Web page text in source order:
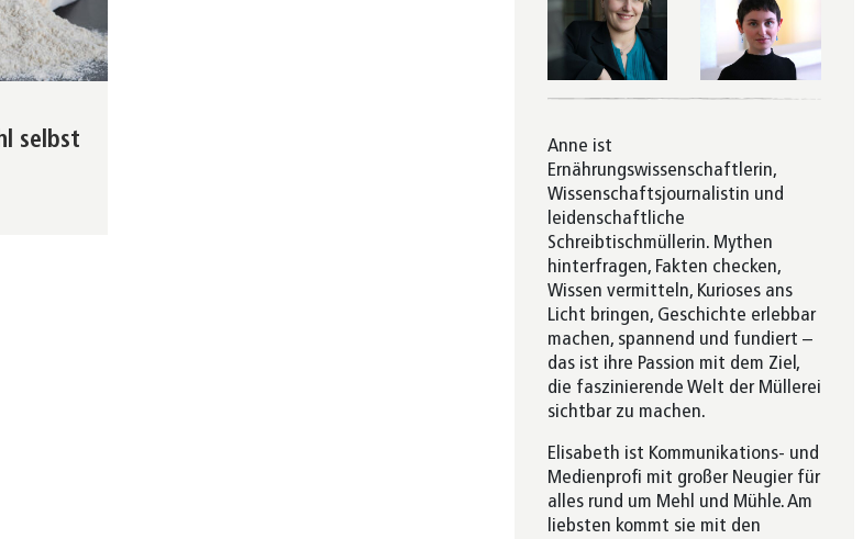
selbst
Anne ist
Ernährungswissenschaftlerin,
Wissenschaftsjournalistin und
leidenschaftliche
Schreibtischmüllerin. Mythen
hinterfragen, Fakten checken,
Wissen vermitteln, Kurioses ans
Licht bringen, Geschichte erlebbar
machen, spannend und fundiert –
das ist ihre Passion mit dem Ziel,
die faszinierende Welt der Müllerei
sichtbar zu machen.
Elisabeth ist Kommunikations- und
Medienprofi mit großer Neugier für
alles rund um Mehl und Mühle. Am
liebsten kommt sie mit den